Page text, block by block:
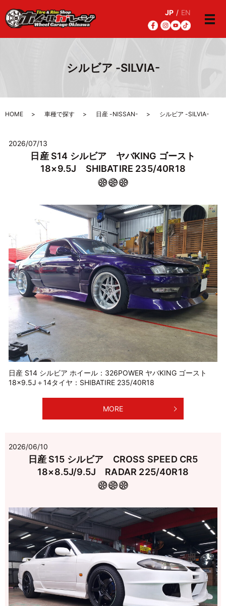
JP / EN
メ
シルビア -SILVIA-
HOME 車種で探す 日産 -NISSAN- シルビア -SILVIA-
2026/07/13
日産 S14 シルビア ヤバKING ゴースト
18×9.5J SHIBATIRE 235/40R18
日産 S14 シルビア ホイール：326POWER ヤバKING ゴースト
18×9.5J＋14タイヤ：SHIBATIRE 235/40R18
MORE
2026/06/10
日産 S15 シルビア CROSS SPEED CR5
18×8.5J/9.5J RADAR 225/40R18